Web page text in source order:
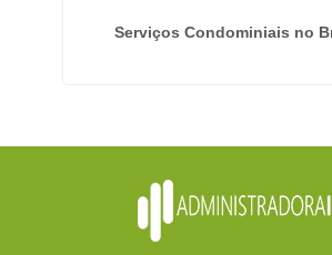
Serviços Condominiais no